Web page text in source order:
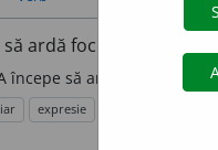
să ardă focul sau un
începe să ardă, a lua foc.
expresie